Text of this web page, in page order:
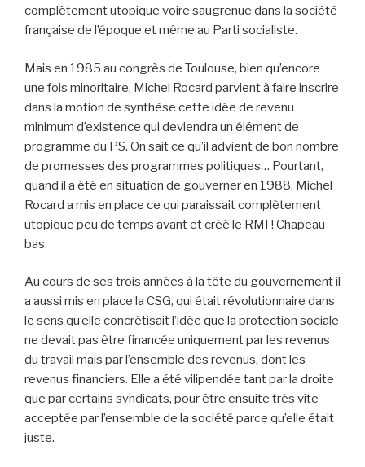
complètement utopique voire saugrenue dans la société
française de l’époque et même au Parti socialiste.
Mais en 1985 au congrès de Toulouse, bien qu’encore
une fois minoritaire, Michel Rocard parvient à faire inscrire
dans la motion de synthèse cette idée de revenu
minimum d’existence qui deviendra un élément de
programme du PS. On sait ce qu’il advient de bon nombre
de promesses des programmes politiques… Pourtant,
quand il a été en situation de gouverner en 1988, Michel
Rocard a mis en place ce qui paraissait complètement
utopique peu de temps avant et créé le RMI ! Chapeau
bas.
Au cours de ses trois années à la tête du gouvernement il
a aussi mis en place la CSG, qui était révolutionnaire dans
le sens qu’elle concrétisait l’idée que la protection sociale
ne devait pas être financée uniquement par les revenus
du travail mais par l’ensemble des revenus, dont les
revenus financiers. Elle a été vilipendée tant par la droite
que par certains syndicats, pour être ensuite très vite
acceptée par l’ensemble de la société parce qu’elle était
juste.